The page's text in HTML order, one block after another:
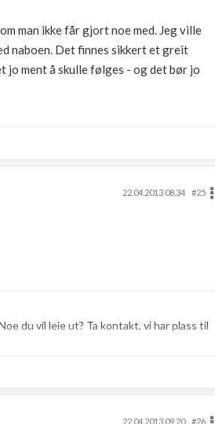
man ikke får gjort noe med. Jeg ville
naboen. Det finnes sikkert et greit
jo ment å skulle følges - og det bør jo
22.04.2013 08.34
#25
du vil leie ut? Ta kontakt, vi har plass til
22.04.2013 09.20 #26